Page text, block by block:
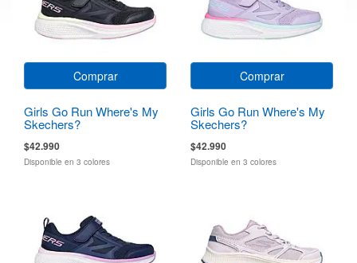
Comprar
Girls Go Run Where's My
Skechers?
$42.990
Disponible en 3 colores
Comprar
Girls Go Run Where's My
Skechers?
$42.990
Disponible en 3 colores